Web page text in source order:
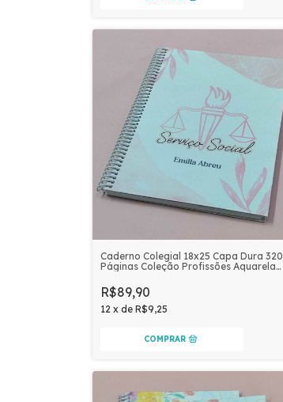
Caderno Colegial 18x25 Capa Dura 320
Páginas Coleção Profissões Aquarela
R$89,90
12 x de R$9,25